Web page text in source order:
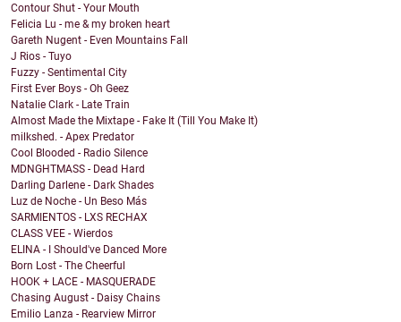
Contour Shut - Your Mouth
Felicia Lu - me & my broken heart
Gareth Nugent - Even Mountains Fall
J Rios - Tuyo
Fuzzy - Sentimental City
First Ever Boys - Oh Geez
Natalie Clark - Late Train
Almost Made the Mixtape - Fake It (Till You Make It)
milkshed. - Apex Predator
Cool Blooded - Radio Silence
MDNGHTMASS - Dead Hard
Darling Darlene - Dark Shades
Luz de Noche - Un Beso Más
SARMIENTOS - LXS RECHAX
CLASS VEE - Wierdos
ELINA - I Should've Danced More
Born Lost - The Cheerful
HOOK + LACE - MASQUERADE
Chasing August - Daisy Chains
Emilio Lanza - Rearview Mirror